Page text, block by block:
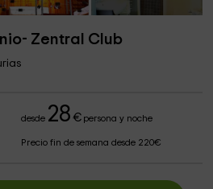
Zentral Club
desde 28 €persona y noche
Precio fin de semana desde 220€